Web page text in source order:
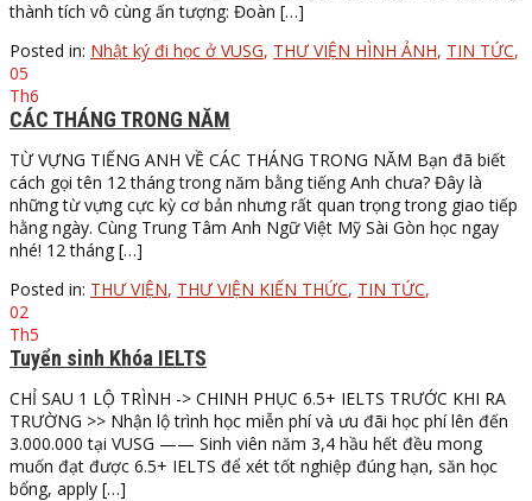
thành tích vô cùng ấn tượng: Đoàn […]
Posted in: Nhật ký đi học ở VUSG, THƯ VIỆN HÌNH ẢNH, TIN TỨC,
05
Th6
CÁC THÁNG TRONG NĂM
TỪ VỰNG TIẾNG ANH VỀ CÁC THÁNG TRONG NĂM Bạn đã biết
cách gọi tên 12 tháng trong năm bằng tiếng Anh chưa? Đây là
những từ vựng cực kỳ cơ bản nhưng rất quan trọng trong giao tiếp
hằng ngày. Cùng Trung Tâm Anh Ngữ Việt Mỹ Sài Gòn học ngay
nhé! 12 tháng […]
Posted in: THƯ VIỆN, THƯ VIỆN KIẾN THỨC, TIN TỨC,
02
Th5
Tuyển sinh Khóa IELTS
CHỈ SAU 1 LỘ TRÌNH -> CHINH PHỤC 6.5+ IELTS TRƯỚC KHI RA
TRƯỜNG >> Nhận lộ trình học miễn phí và ưu đãi học phí lên đến
3.000.000 tại VUSG —— Sinh viên năm 3,4 hầu hết đều mong
muốn đạt được 6.5+ IELTS để xét tốt nghiệp đúng hạn, săn học
bổng, apply […]